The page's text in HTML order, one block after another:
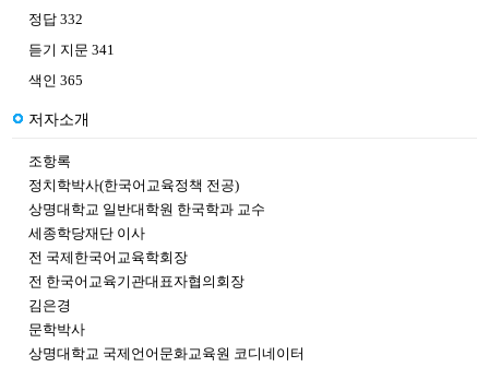
정답 332
듣기 지문 341
색인 365
저자소개
조항록
정치학박사(한국어교육정책 전공)
상명대학교 일반대학원 한국학과 교수
세종학당재단 이사
전 국제한국어교육학회장
전 한국어교육기관대표자협의회장
김은경
문학박사
상명대학교 국제언어문화교육원 코디네이터